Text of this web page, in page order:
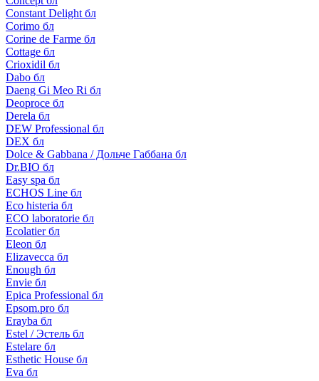
Constant Delight бл
Corimo бл
Corine de Farme бл
Cottage бл
Crioxidil бл
Dabo бл
Daeng Gi Meo Ri бл
Deoproce бл
Derela бл
DEW Professional бл
DEX бл
Dolce & Gabbana / Дольче Габбана бл
Dr.BIO бл
Easy spa бл
ECHOS Line бл
Eco histeria бл
ECO laboratorie бл
Ecolatier бл
Eleon бл
Elizavecca бл
Enough бл
Envie бл
Epica Professional бл
Epsom.pro бл
Erayba бл
Estel / Эстель бл
Estelare бл
Esthetic House бл
Eva бл